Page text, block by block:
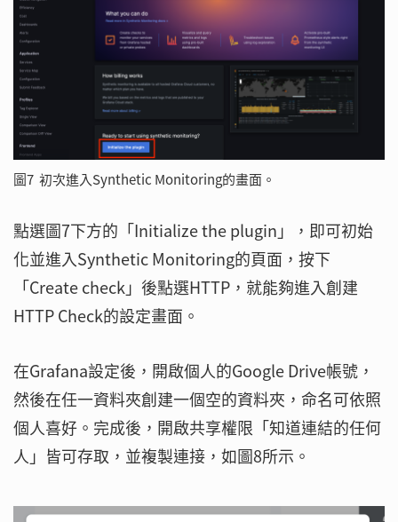
圖7 初次進入Synthetic Monitoring的畫面。
點選圖7下方的「Initialize the plugin」，即可初始
化並進入Synthetic Monitoring的頁面，按下
「Create check」後點選HTTP，就能夠進入創建
HTTP Check的設定畫面。
在Grafana設定後，開啟個人的Google Drive帳號，
然後在任一資料夾創建一個空的資料夾，命名可依照
個人喜好。完成後，開啟共享權限「知道連結的任何
人」皆可存取，並複製連接，如圖8所示。